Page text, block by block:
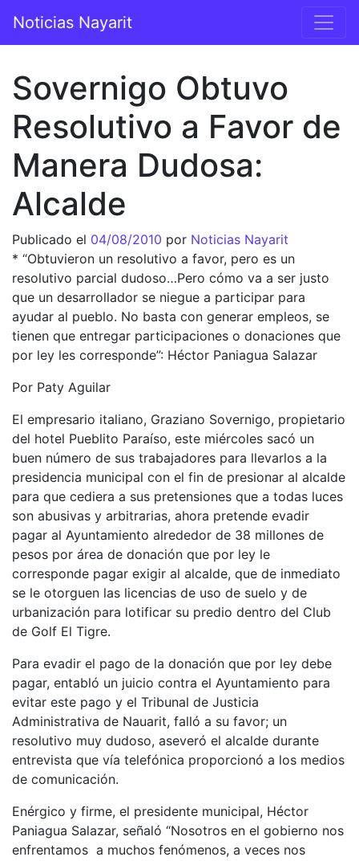
Navegación principal
Noticias Nayarit
Sovernigo Obtuvo
Resolutivo a Favor de
Manera Dudosa:
Alcalde
Publicado el 04/08/2010 por Noticias Nayarit
* “Obtuvieron un resolutivo a favor, pero es un
resolutivo parcial dudoso…Pero cómo va a ser justo
que un desarrollador se niegue a participar para
ayudar al pueblo. No basta con generar empleos, se
tienen que entregar participaciones o donaciones que
por ley les corresponde”: Héctor Paniagua Salazar
Por Paty Aguilar
El empresario italiano, Graziano Sovernigo, propietario
del hotel Pueblito Paraíso, este miércoles sacó un
buen número de sus trabajadores para llevarlos a la
presidencia municipal con el fin de presionar al alcalde
para que cediera a sus pretensiones que a todas luces
son abusivas y arbitrarias, ahora pretende evadir
pagar al Ayuntamiento alrededor de 38 millones de
pesos por área de donación que por ley le
corresponde pagar exigir al alcalde, que de inmediato
se le otorguen las licencias de uso de suelo y de
urbanización para lotificar su predio dentro del Club
de Golf El Tigre.
Para evadir el pago de la donación que por ley debe
pagar, entabló un juicio contra el Ayuntamiento para
evitar este pago y el Tribunal de Justicia
Administrativa de Nauarit, falló a su favor; un
resolutivo muy dudoso, aseveró el alcalde durante
entrevista que vía telefónica proporcionó a los medios
de comunicación.
Enérgico y firme, el presidente municipal, Héctor
Paniagua Salazar, señaló “Nosotros en el gobierno nos
enfrentamos a muchos fenómenos, a veces nos